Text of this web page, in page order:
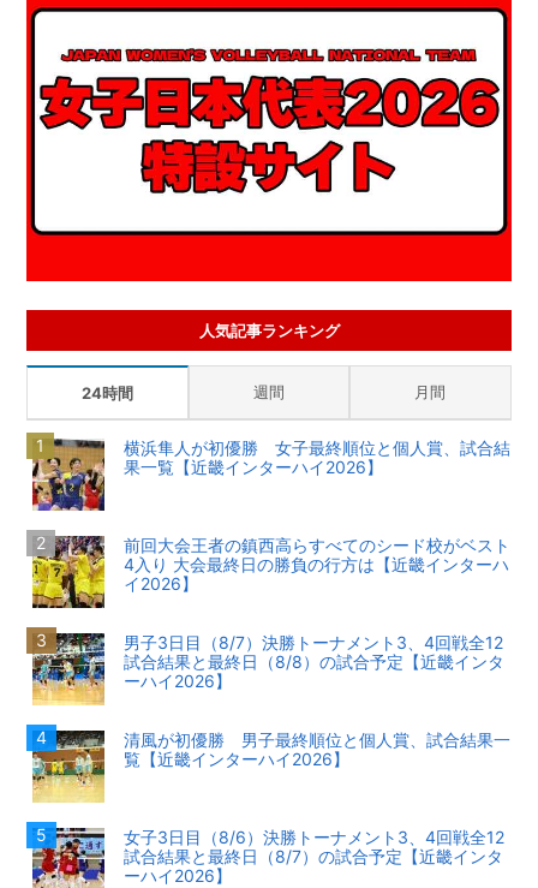
人気記事ランキング
24時間 週間 月間
横浜隼人が初優勝 女子最終順位と個人賞、試合結
果一覧【近畿インターハイ2026】
前回大会王者の鎮西高らすべてのシード校がベスト
4入り 大会最終日の勝負の行方は【近畿インターハ
イ2026】
男子3日目（8/7）決勝トーナメント3、4回戦全12
試合結果と最終日（8/8）の試合予定【近畿インタ
ーハイ2026】
清風が初優勝 男子最終順位と個人賞、試合結果一
覧【近畿インターハイ2026】
女子3日目（8/6）決勝トーナメント3、4回戦全12
試合結果と最終日（8/7）の試合予定【近畿インタ
ーハイ2026】